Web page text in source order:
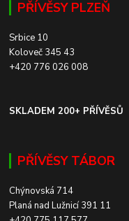
PŘÍVĚSY PLZEŇ
Srbice 10
Koloveč 345 43
+420 776 026 008
SKLADEM 200+ PŘÍVĚSŮ
PŘÍVĚSY TÁBOR
Chýnovská 714
Planá nad Lužnicí 391 11